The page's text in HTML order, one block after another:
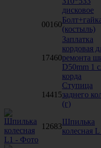
дисковое
00160
(костыль)
17460
Заплатка
кордовая
ремонта
D50mm 1
корда
14415
Ступица
заднего
(г)
12683
Шпилька
колесная